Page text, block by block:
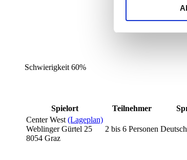
Schwierigkeit60%
Spielort Teilnehmer
Center West(Lageplan)
Weblinger Gürtel 25
8054 Graz
2 bis 6 Personen